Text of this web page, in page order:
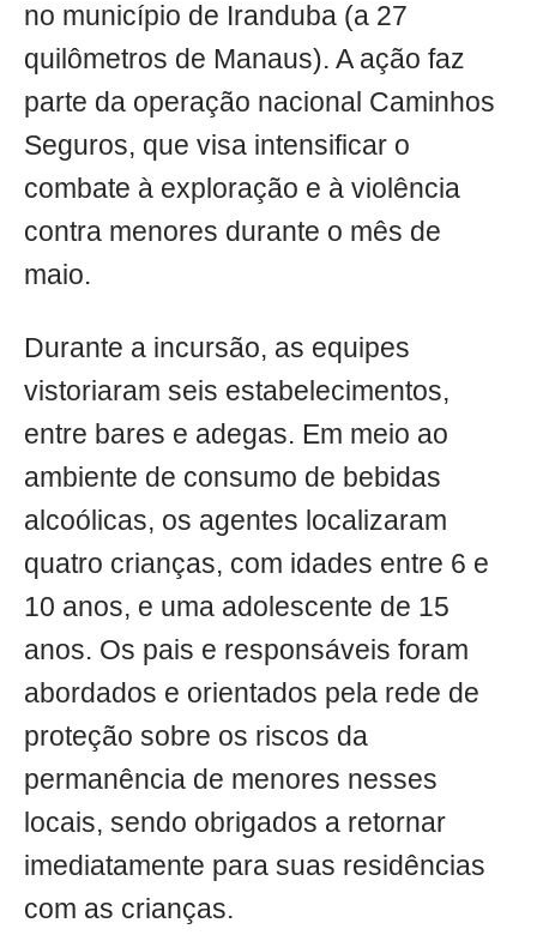
no município de Iranduba (a 27
quilômetros de Manaus). A ação faz
parte da operação nacional Caminhos
Seguros, que visa intensificar o
combate à exploração e à violência
contra menores durante o mês de
maio.
Durante a incursão, as equipes
vistoriaram seis estabelecimentos,
entre bares e adegas. Em meio ao
ambiente de consumo de bebidas
alcoólicas, os agentes localizaram
quatro crianças, com idades entre 6 e
10 anos, e uma adolescente de 15
anos. Os pais e responsáveis foram
abordados e orientados pela rede de
proteção sobre os riscos da
permanência de menores nesses
locais, sendo obrigados a retornar
imediatamente para suas residências
com as crianças.